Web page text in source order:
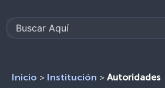
Inicio > Institución > Autoridades